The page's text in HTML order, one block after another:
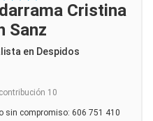
Cristina
Sanz
en Despidos
10
sin compromiso: 606 751 410